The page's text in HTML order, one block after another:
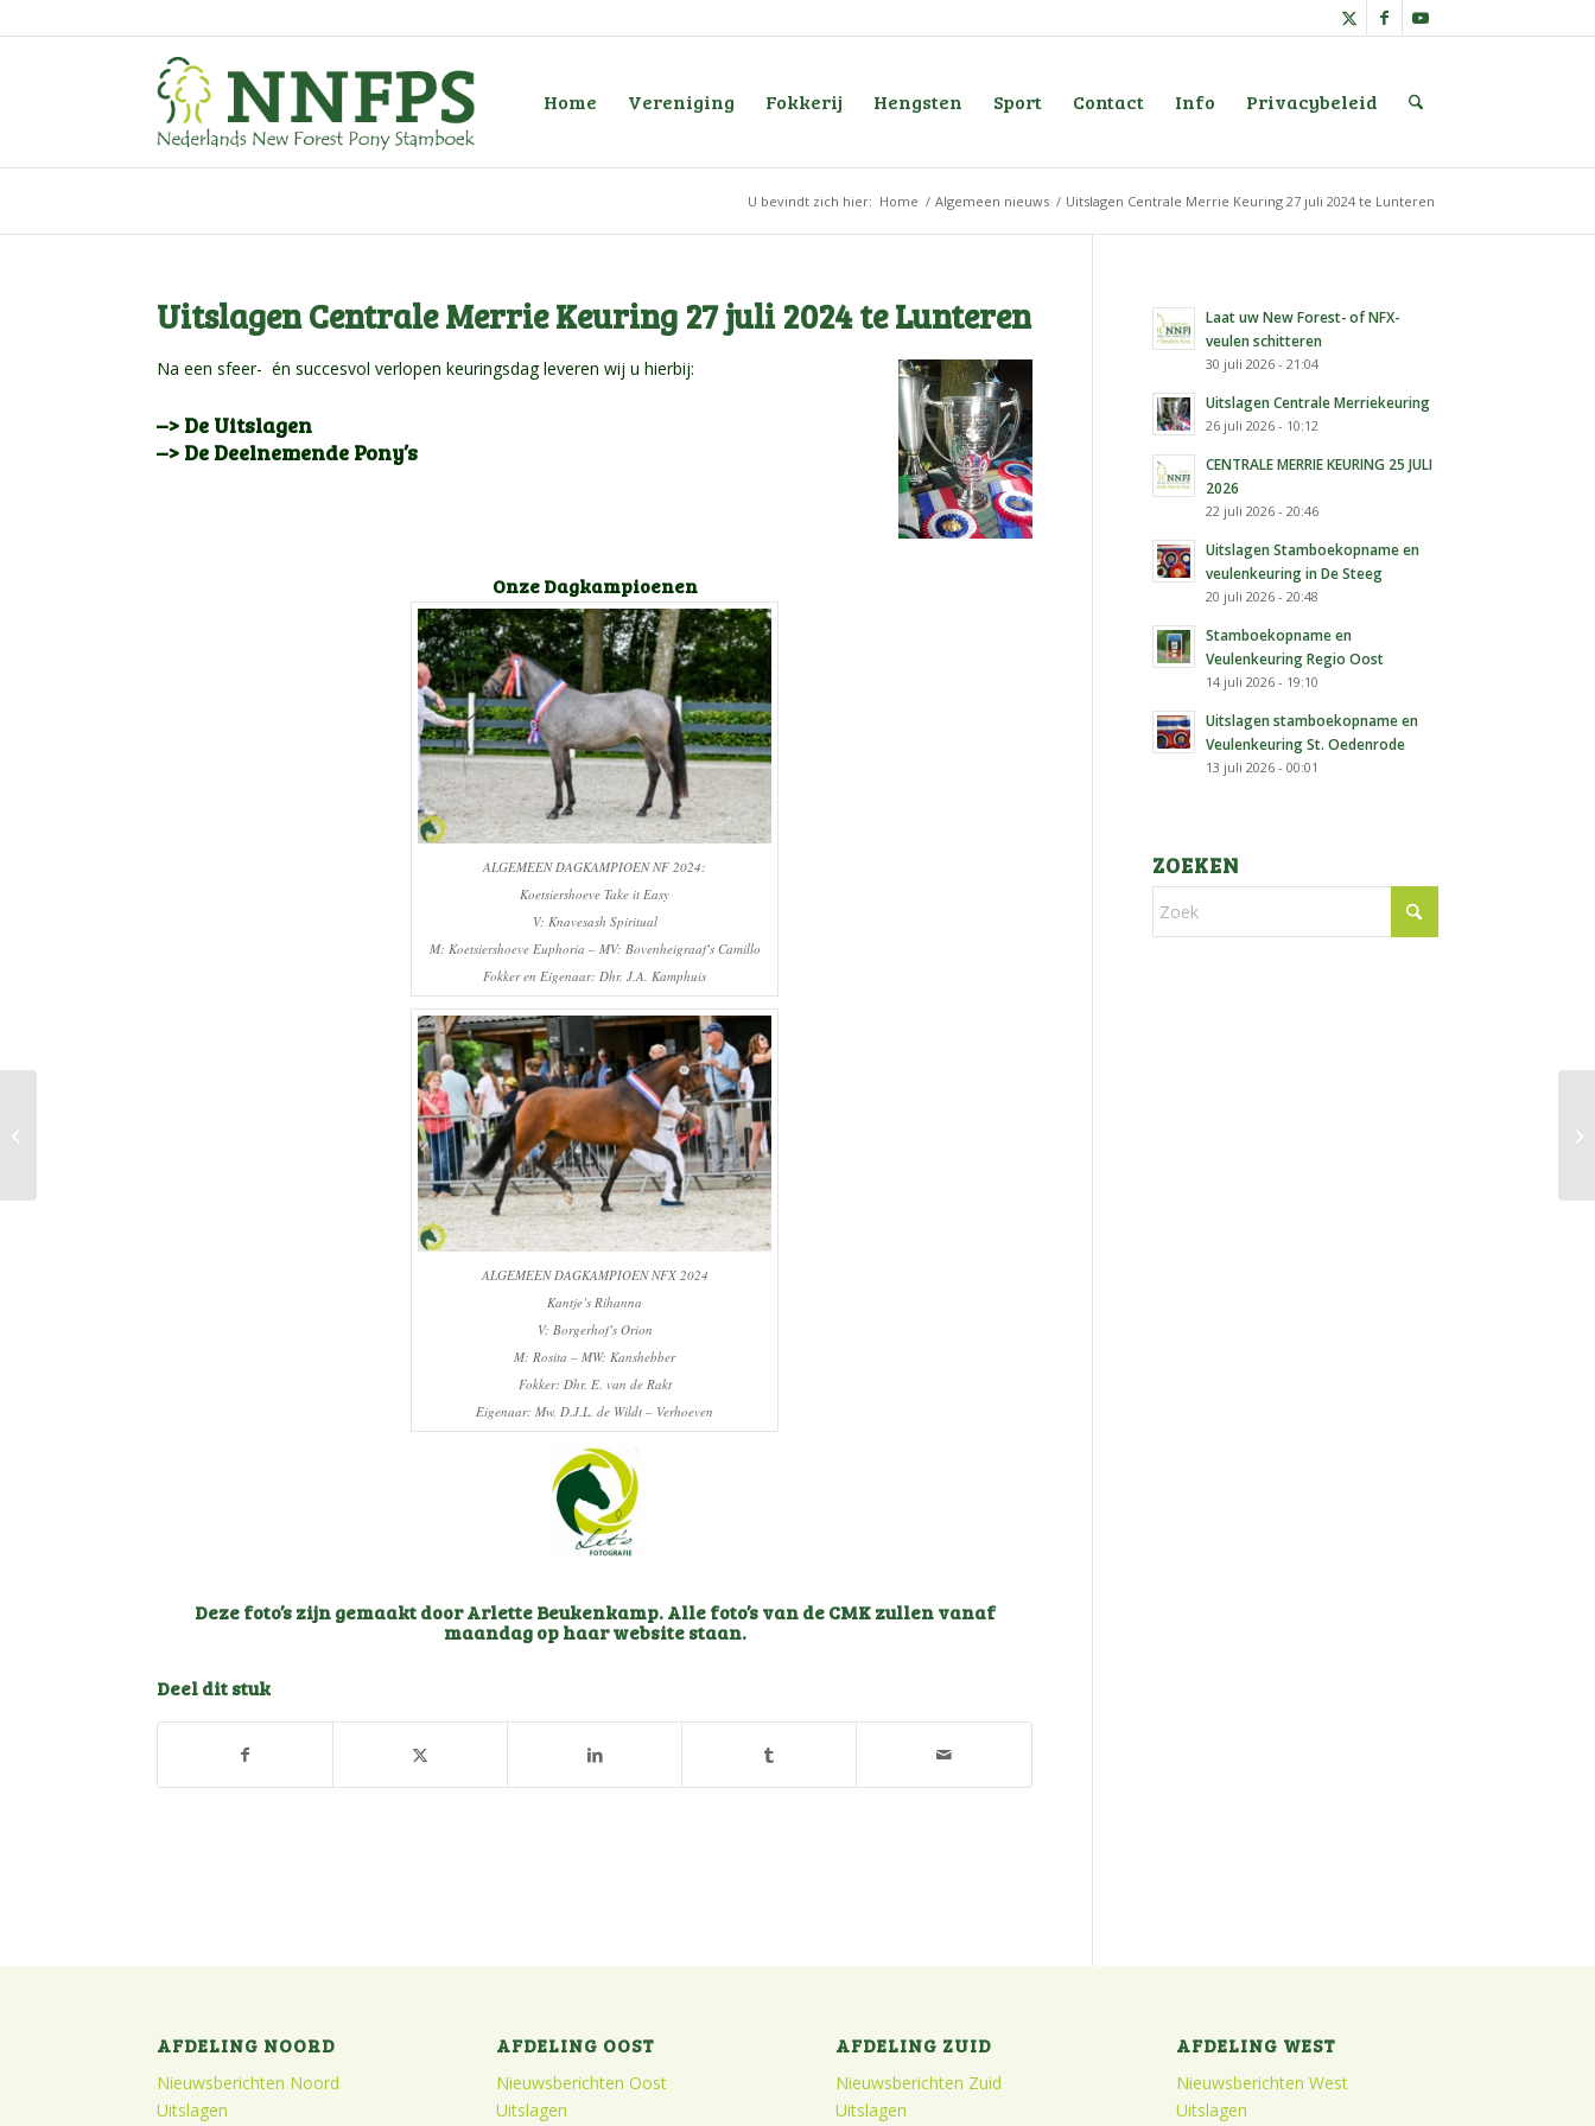
Home Vereniging Fokkerij Hengsten Sport Contact Info Privacybeleid
U bevindt zich hier: Home / Algemeen nieuws / Uitslagen Centrale Merrie Keuring 27 juli 2024 te Lunteren
Uitslagen Centrale Merrie Keuring 27 juli 2024 te Lunteren
Na een sfeer- én succesvol verlopen keuringsdag leveren wij u hierbij:
–> De Uitslagen
–> De Deelnemende Pony’s
Onze Dagkampioenen
ALGEMEEN DAGKAMPIOEN NF 2024:
Koetsiershoeve Take it Easy
V: Knavesash Spiritual
M: Koetsiershoeve Euphoria – MV: Bovenheigraaf’s Camillo
Fokker en Eigenaar: Dhr. J.A. Kamphuis
ALGEMEEN DAGKAMPIOEN NFX 2024
Kantje’s Rihanna
V: Borgerhof’s Orion
M: Rosita – MW: Kanshebber
Fokker: Dhr. E. van de Rakt
Eigenaar: Mw. D.J.L. de Wildt – Verhoeven
Deze foto’s zijn gemaakt door Arlette Beukenkamp. Alle foto’s van de CMK zullen vanaf
maandag ophaar websitestaan.
Deel dit stuk
Laat uw New Forest- of NFX-
veulen schitteren
30 juli 2026 - 21:04
Uitslagen Centrale Merriekeuring
26 juli 2026 - 10:12
CENTRALE MERRIE KEURING 25 JULI
2026
22 juli 2026 - 20:46
Uitslagen Stamboekopname en
veulenkeuring in De Steeg
20 juli 2026 - 20:48
Stamboekopname en
Veulenkeuring Regio Oost
14 juli 2026 - 19:10
Uitslagen stamboekopname en
Veulenkeuring St. Oedenrode
13 juli 2026 - 00:01
ZOEKEN
AFDELING NOORD
Nieuwsberichten Noord
Uitslagen
AFDELING OOST
Nieuwsberichten Oost
Uitslagen
AFDELING ZUID
Nieuwsberichten Zuid
Uitslagen
AFDELING WEST
Nieuwsberichten West
Uitslagen